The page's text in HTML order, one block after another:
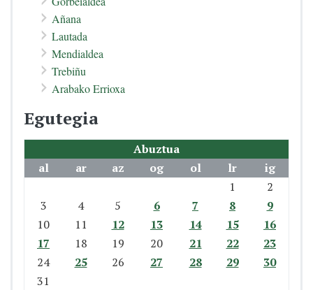
Añana
Lautada
Mendialdea
Trebiñu
Arabako Errioxa
Egutegia
Abuztua
al
ar az og ol lr
ig
1
2
3
4 5 6 7 8
9
10
11 12 13 14 15
16
17
18 19 20 21 22
23
24
25 26 27 28 29
30
31